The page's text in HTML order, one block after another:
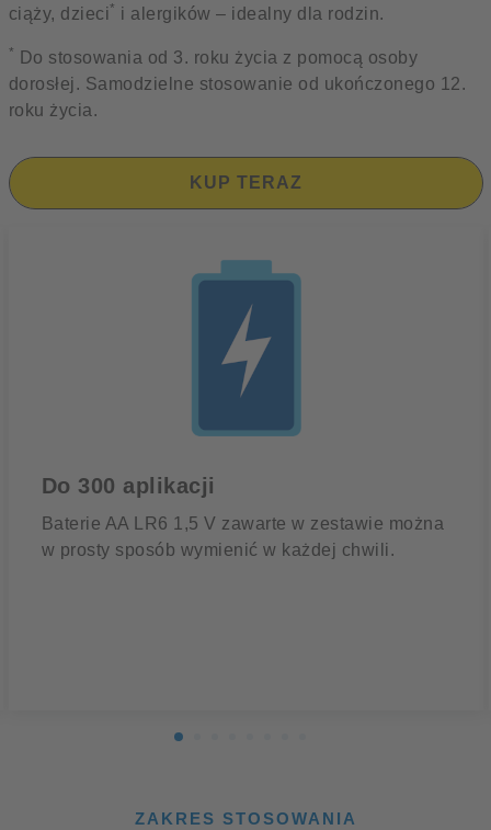
ciąży, dzieci* i alergików – idealny dla rodzin.
*
Do stosowania od 3. roku życia z pomocą osoby
dorosłej. Samodzielne stosowanie od ukończonego 12.
roku życia.
KUP TERAZ
Do 300 aplikacji
Baterie AA LR6 1,5 V zawarte w zestawie można
w prosty sposób wymienić w każdej chwili.
ZAKRES STOSOWANIA